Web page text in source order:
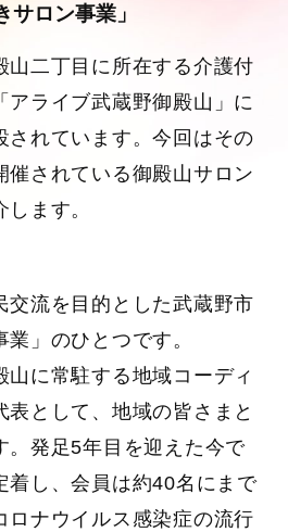
サロン事業」
山二丁目に所在する介護付
アライブ武蔵野御殿山」に
されています。今回はその
催されている御殿山サロン
ます。
交流を目的とした武蔵野市
業」のひとつです。
山に常駐する地域コーディ
表として、地域の皆さまと
。発足5年目を迎えた今で
着し、会員は約40名にまで
ロナウイルス感染症の流行